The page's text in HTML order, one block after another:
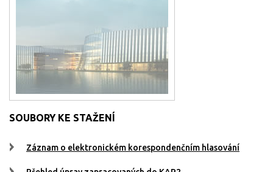
SOUBORY KE STAŽENÍ
Záznam o elektronickém korespondenčním hlasování